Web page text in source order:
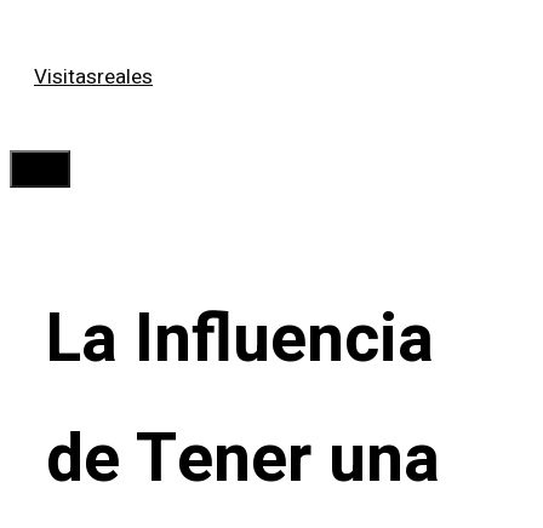
Visitasreales
La Influencia
de Tener una